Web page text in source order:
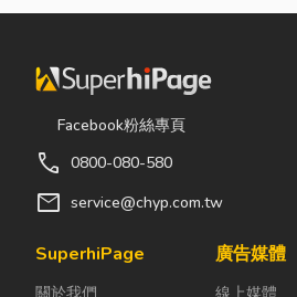
度越來越高
「沙鹿」。 很
多人實際到沙
鹿走一趟後才
沙鹿，真的和
以前不一樣
通變方便，生
經浮現各種美
人沙發、落地
充滿儀式感的
等一下！在踩
Facebook粉絲專頁
call 0800-080-580
mail service@chyp.com.tw
SuperhiPage
關於我們
廣告媒體
線上媒體